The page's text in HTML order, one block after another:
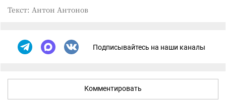
Текст: Антон Антонов
Подписывайтесь на наши каналы
Комментировать